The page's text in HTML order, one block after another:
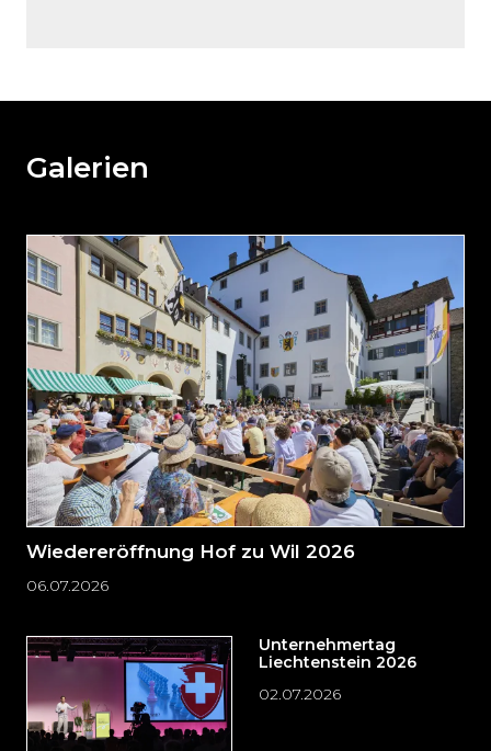
weiteren
Inhalt
und
direkt
zum
Seitenende
springen?
Galerien
Wiedereröffnung Hof zu Wil 2026
06.07.2026
Unternehmertag
Liechtenstein 2026
02.07.2026